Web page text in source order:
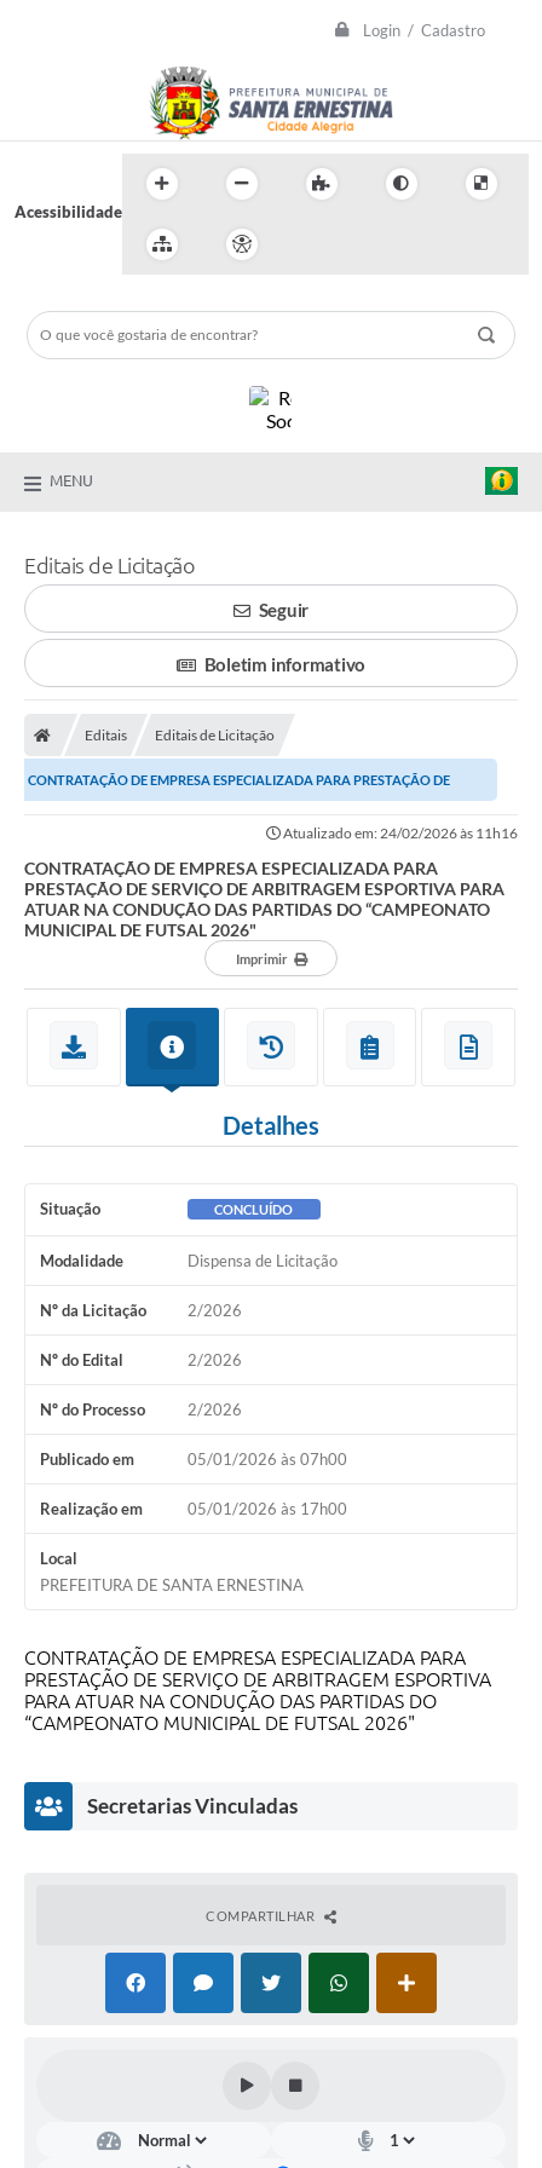
Login / Cadastro
Acessibilidade
MENU
Editais de Licitação
Seguir
Boletim informativo
Editais Editais de Licitação
CONTRATAÇÃO DE EMPRESA ESPECIALIZADA PARA PRESTAÇÃO DE
Atualizado em: 24/02/2026 às 11h16
CONTRATAÇÃO DE EMPRESA ESPECIALIZADA PARA
PRESTAÇÃO DE SERVIÇO DE ARBITRAGEM ESPORTIVA PARA
ATUAR NA CONDUÇÃO DAS PARTIDAS DO “CAMPEONATO
MUNICIPAL DE FUTSAL 2026"
Imprimir
Detalhes
Situação CONCLUÍDO
Modalidade Dispensa de Licitação
Nº da Licitação 2/2026
Nº do Edital 2/2026
Nº do Processo 2/2026
Publicado em 05/01/2026 às 07h00
Realização em 05/01/2026 às 17h00
Local
PREFEITURA DE SANTA ERNESTINA
CONTRATAÇÃO DE EMPRESA ESPECIALIZADA PARA
PRESTAÇÃO DE SERVIÇO DE ARBITRAGEM ESPORTIVA
PARA ATUAR NA CONDUÇÃO DAS PARTIDAS DO
“CAMPEONATO MUNICIPAL DE FUTSAL 2026"
Secretarias Vinculadas
Renato
COMPARTILHAR